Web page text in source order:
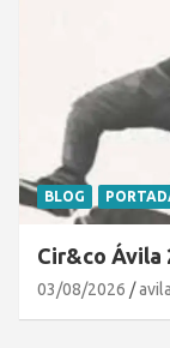
BLOG
Cir&co Ávila
03/08/2026